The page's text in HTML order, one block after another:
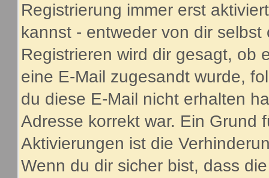
Registrierung immer erst
kannst - entweder von dir
Registrieren wird dir gesagt, ob
eine E-Mail zugesandt wurde,
du diese E-Mail nicht erhalten
Adresse korrekt war. Ein Grund
Aktivierungen ist die
Wenn du dir sicher bist, dass